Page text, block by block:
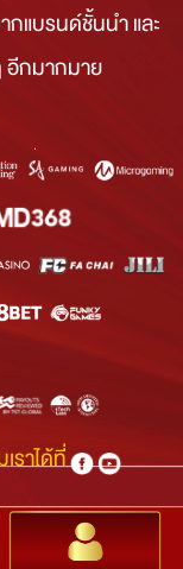
แบรนด์ชั้นนำ และ
อีกมากมาย
ราได้ที่
ด|ติดต่อเรา